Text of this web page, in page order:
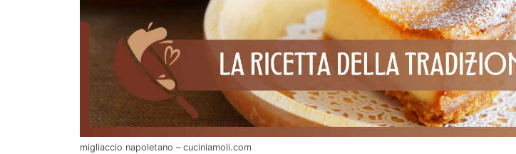
migliaccio napoletano – cuciniamoli.com